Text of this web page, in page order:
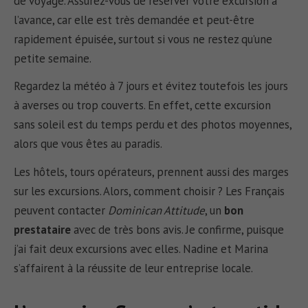
l’avance, car elle est très demandée et peut-être
rapidement épuisée, surtout si vous ne restez qu’une
petite semaine.
Regardez la météo à 7 jours et évitez toutefois les jours
à averses ou trop couverts. En effet, cette excursion
sans soleil est du temps perdu et des photos moyennes,
alors que vous êtes au paradis.
Les hôtels, tours opérateurs, prennent aussi des marges
sur les excursions. Alors, comment choisir ? Les Français
peuvent contacter Dominican Attitude, un bon
prestataire avec de très bons avis. Je confirme, puisque
j’ai fait deux excursions avec elles. Nadine et Marina
s’affairent à la réussite de leur entreprise locale.